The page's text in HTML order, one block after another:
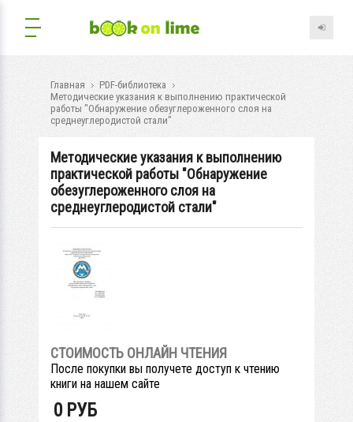
Главная
PDF-библиотека
Методические указания к выполнению практической
работы "Обнаружение обезуглероженного слоя на
среднеуглеродистой стали"
Методические указания к выполнению
практической работы "Обнаружение
обезуглероженного слоя на
среднеуглеродистой стали"
СТОИМОСТЬ ОНЛАЙН ЧТЕНИЯ
После покупки вы получете доступ к чтению
книги на нашем сайте
0 РУБ